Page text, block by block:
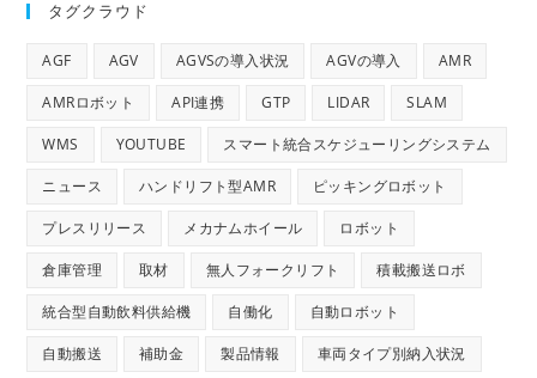
タグクラウド
AGF AGV AGVSの導入状況 AGVの導入 AMR
AMRロボット API連携 GTP LIDAR SLAM
WMS YOUTUBE スマート統合スケジューリングシステム
ニュース ハンドリフト型AMR ピッキングロボット
プレスリリース メカナムホイール ロボット
倉庫管理 取材 無人フォークリフト 積載搬送ロボ
統合型自動飲料供給機 自働化 自動ロボット
自動搬送 補助金 製品情報 車両タイプ別納入状況